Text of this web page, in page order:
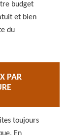
budget
et bien
du
PAR
toujours